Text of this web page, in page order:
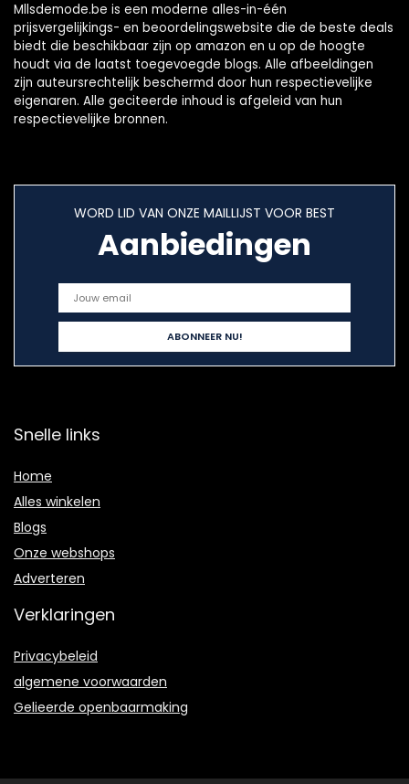
Mllsdemode.be is een moderne alles-in-één
prijsvergelijkings- en beoordelingswebsite die de beste deals
biedt die beschikbaar zijn op amazon en u op de hoogte
houdt via de laatst toegevoegde blogs. Alle afbeeldingen
zijn auteursrechtelijk beschermd door hun respectievelijke
eigenaren. Alle geciteerde inhoud is afgeleid van hun
respectievelijke bronnen.
WORD LID VAN ONZE MAILLIJST VOOR BEST
Aanbiedingen
Snelle links
Home
Alles winkelen
Blogs
Onze webshops
Adverteren
Verklaringen
Privacybeleid
algemene voorwaarden
Gelieerde openbaarmaking